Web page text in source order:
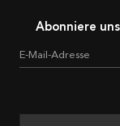
Abonniere
E-Mail-Adresse